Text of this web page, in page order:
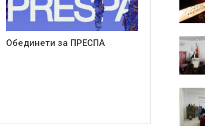
Обединети за ПРЕСПА